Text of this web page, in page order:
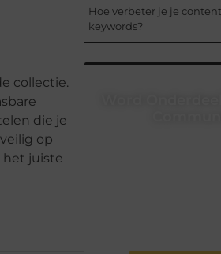
collectie.
die je
op
het juiste
Hoe verbeter je je
keywords?